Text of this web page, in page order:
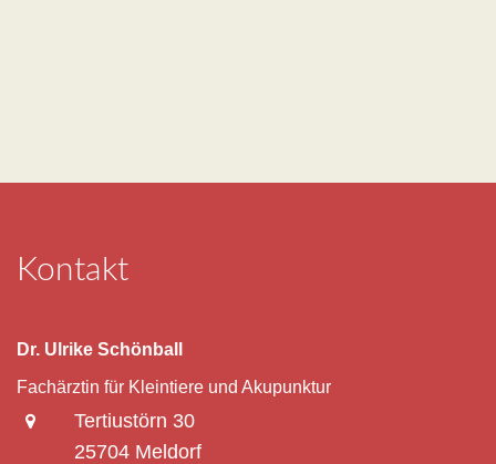
Kontakt
Dr. Ulrike Schönball
Fachärztin für Kleintiere und Akupunktur
Tertiustörn 30
25704 Meldorf